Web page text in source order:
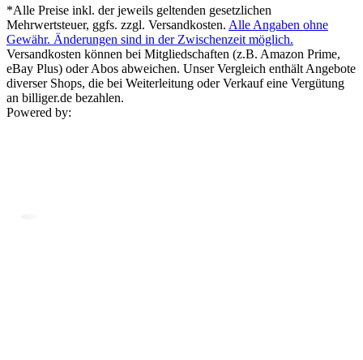
*Alle Preise inkl. der jeweils geltenden gesetzlichen
Mehrwertsteuer, ggfs. zzgl. Versandkosten. Alle Angaben ohne
Gewähr. Änderungen sind in der Zwischenzeit möglich.
Versandkosten können bei Mitgliedschaften (z.B. Amazon Prime,
eBay Plus) oder Abos abweichen. Unser Vergleich enthält Angebote
diverser Shops, die bei Weiterleitung oder Verkauf eine Vergütung
an billiger.de bezahlen.
Powered by: